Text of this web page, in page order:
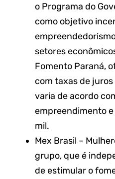
o Programa do
como objetivo
setores
Fomento Paraná,
com taxas de
varia de acordo
empreendimento e
mil.
Mex Brasil –
grupo, que é
de estimular o